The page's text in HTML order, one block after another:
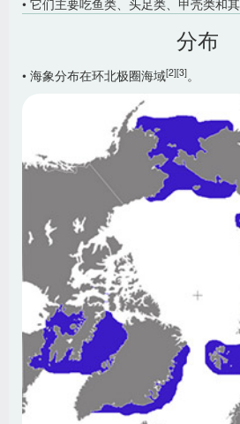
• 它们主要吃鱼类、头足类、甲壳类和
分布
• 海象分布在环北极圈海域[2][3]。